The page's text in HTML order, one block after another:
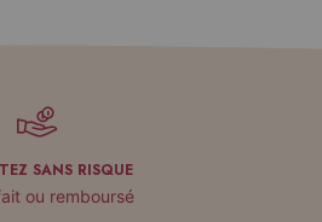
SANS RISQUE
ou remboursé